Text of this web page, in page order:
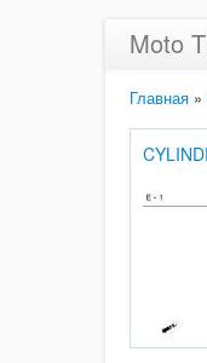
Moto
Главная »